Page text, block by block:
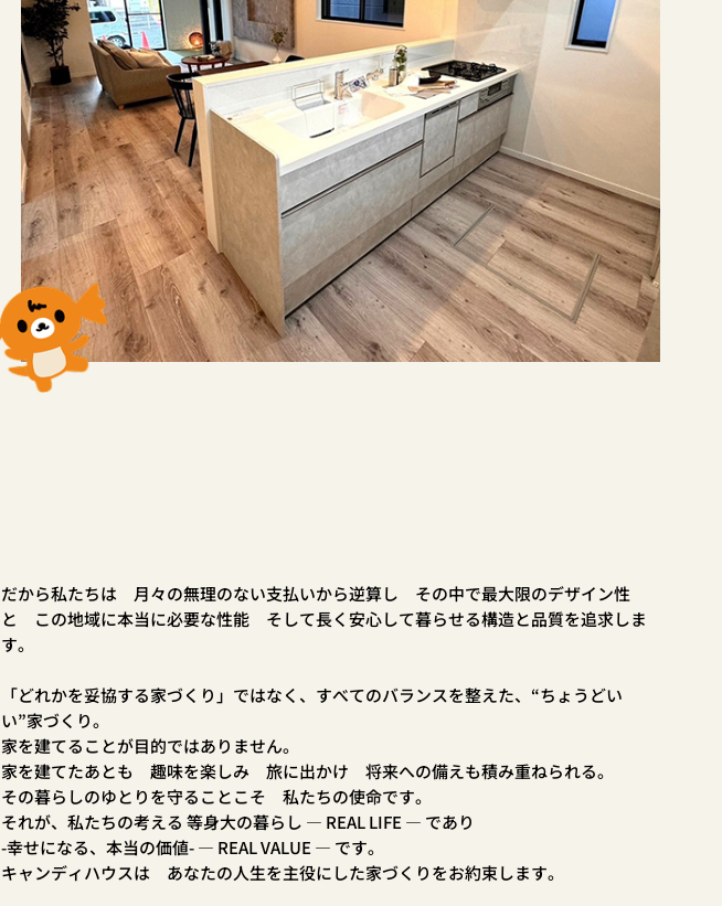
だから私たちは 月々の無理のない支払いから逆算し その中で最大限のデザイン性
と この地域に本当に必要な性能 そして長く安心して暮らせる構造と品質を追求しま
す。
「どれかを妥協する家づくり」ではなく、すべてのバランスを整えた、“ちょうどい
い”家づくり。
家を建てることが目的ではありません。
家を建てたあとも 趣味を楽しみ 旅に出かけ 将来への備えも積み重ねられる。
その暮らしのゆとりを守ることこそ 私たちの使命です。
それが、私たちの考える 等身大の暮らし ― REAL LIFE ― であり
-幸せになる、本当の価値- ― REAL VALUE ― です。
キャンディハウスは あなたの人生を主役にした家づくりをお約束します。